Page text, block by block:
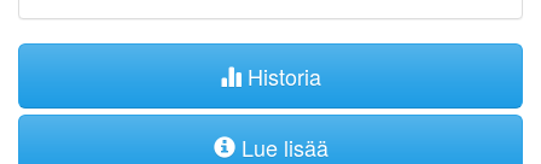
Historia
Lue lisää